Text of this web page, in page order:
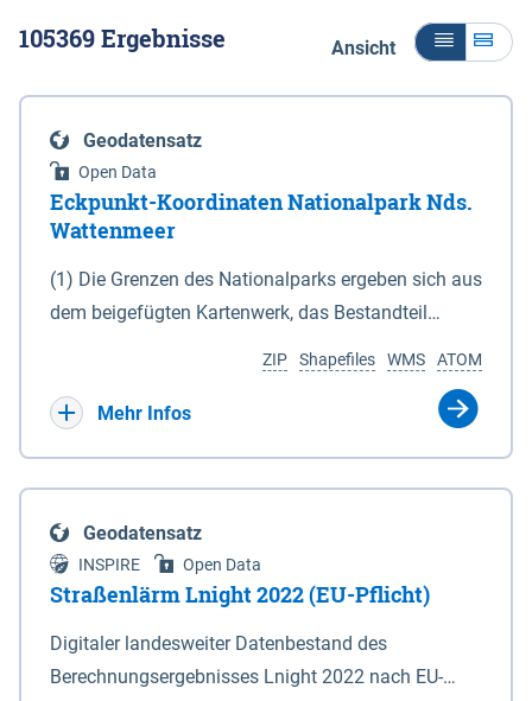
105369Ergebnisse Ansicht
Geodatensatz
Open Data
Eckpunkt-Koordinaten Nationalpark Nds.
Wattenmeer
(1) Die Grenzen des Nationalparks ergeben sich aus
dem beigefügten Kartenwerk, das Bestandteil
(DTK) im Maßstab 1 : 100 000 (Anlage 2), 2.
verkleinerte Amtliche Karte 1 : 5 000 (AK5) im
projizierte Koordinaten im Europäischen
Terrestrischen Referenzsystem 1989 (ETRS 89) mit
der Universalen Transversalen Mercator-Abbildung
bezogen auf die Zone 32 N (UTM 32N) dargestellt
(Anlage 4); Gleiches gilt für die geografischen
ATOM
WMS
Shapefiles
ZIP
Mehr Infos
Geodatensatz
INSPIRE Open Data
Straßenlärm Lnight 2022 (EU-Pflicht)
Digitaler landesweiter Datenbestand des
Berechnungsergebnisses Lnight 2022 nach EU-